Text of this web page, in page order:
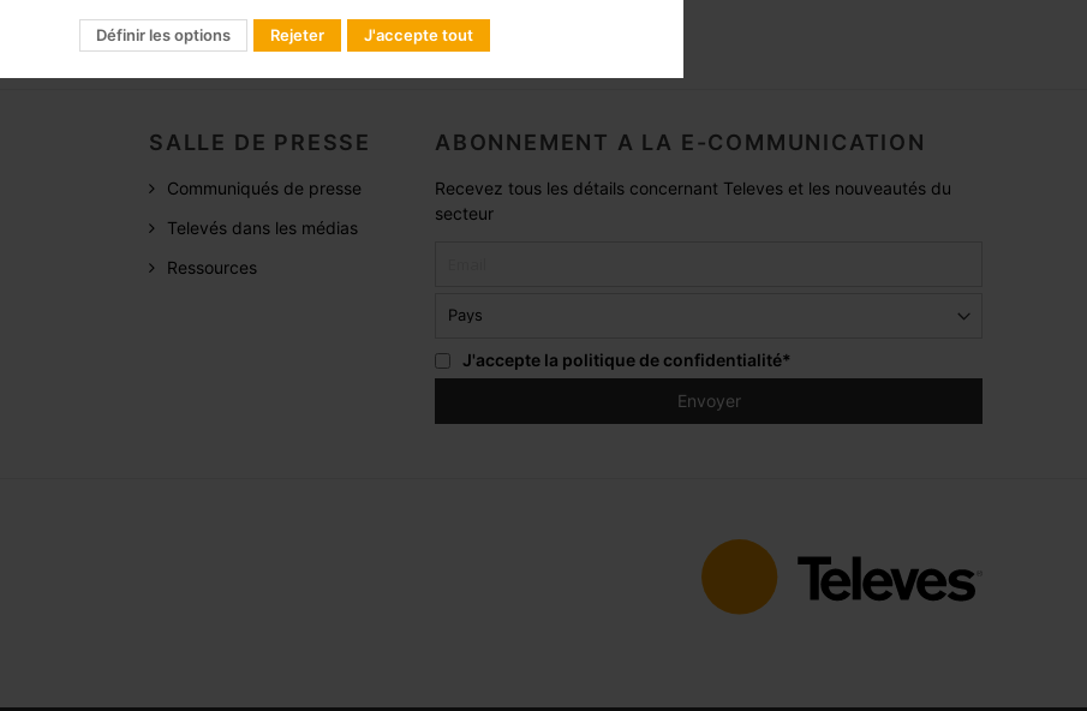
SALLE DE PRESSE
Communiqués de presse
Televés dans les médias
Ressources
ABONNEMENT A LA E-COMMUNICATION
Recevez tous les détails concernant Televes et les nouveautés du
secteur
J'accepte la politique de confidentialité*
Définir les options Rejeter J'accepte tout